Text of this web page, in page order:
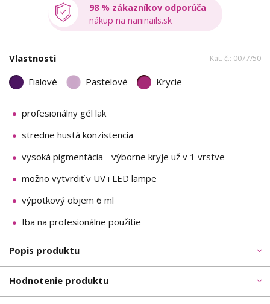
98 % zákazníkov odporúča
nákup na naninails.sk
Vlastnosti Kat. č.: 0077/50
Fialové Pastelové Krycie
profesionálny gél lak
stredne hustá konzistencia
vysoká pigmentácia - výborne kryje už v 1 vrstve
možno vytvrdiť v UV i LED lampe
výpotkový objem 6 ml
Iba na profesionálne použitie
Popis produktu
Hodnotenie produktu